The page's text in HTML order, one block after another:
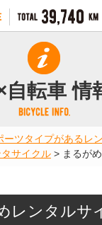
自転車 情
ーツタイプがあるレ
タサイクル > まるが
レンタルサ